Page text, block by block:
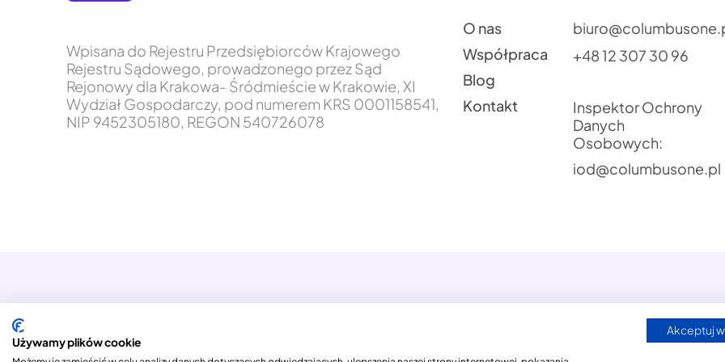
Wpisana do Rejestru Przedsiębiorców Krajowego
Rejestru Sądowego, prowadzonego przez Sąd
Rejonowy dla Krakowa- Śródmieście w Krakowie, XI
Wydział Gospodarczy, pod numerem KRS 0001158541,
NIP 9452305180, REGON 540726078
O nas
Współpraca
Blog
Kontakt
+48 12 307 30 96
Inspektor Ochrony
Danych
Osobowych:
iod@columbusone.pl
Copyright © 2026 Columbus ONE S.A. Przetwarzanie Danych
Używamy plików cookie
Akceptuj